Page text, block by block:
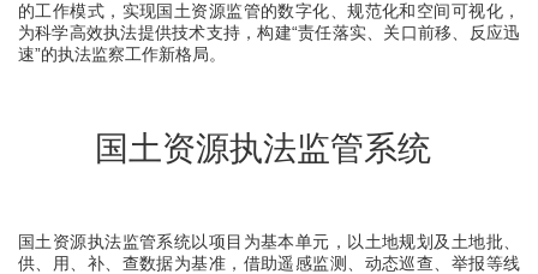
的工作模式，实现国土资源监管的数字化、规范化和空间可视化，
为科学高效执法提供技术支持，构建“责任落实、关口前移、反应迅
速”的执法监察工作新格局。
国土资源执法监管系统
国土资源执法监管系统以项目为基本单元，以土地规划及土地批、
供、用、补、查数据为基准，借助遥感监测、动态巡查、举报等线